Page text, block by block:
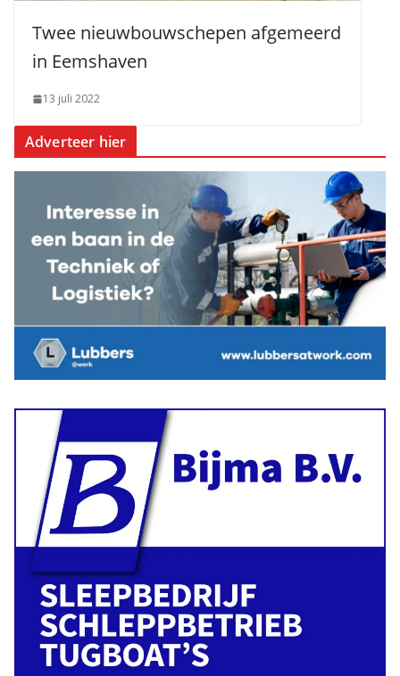
Twee nieuwbouwschepen afgemeerd
in Eemshaven
13 juli 2022
Adverteer hier